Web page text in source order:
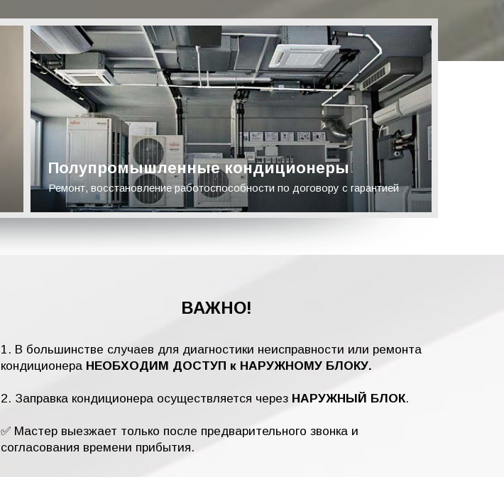
Полупромышленные кондиционеры
Ремонт, восстановление работоспособности по договору с гарантией
ВАЖНО!
1. В большинстве случаев для диагностики неисправности или ремонта
кондиционера НЕОБХОДИМ ДОСТУП к НАРУЖНОМУ БЛОКУ.
2. Заправка кондиционера осуществляется через НАРУЖНЫЙ БЛОК.
✅ Мастер выезжает только после предварительного звонка и
согласования времени прибытия.